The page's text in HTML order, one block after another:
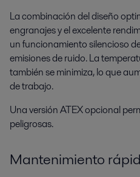
La combinación del diseño
engranajes y el excelente
un funcionamiento silencioso
emisiones de ruido. La
también se minimiza, lo que
de trabajo.
Una versión ATEX opcional
peligrosas.
Mantenimiento